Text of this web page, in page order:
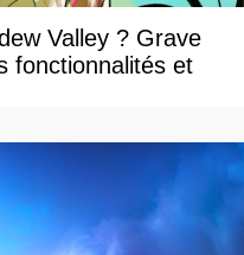
Valley ? Grave
fonctionnalités et